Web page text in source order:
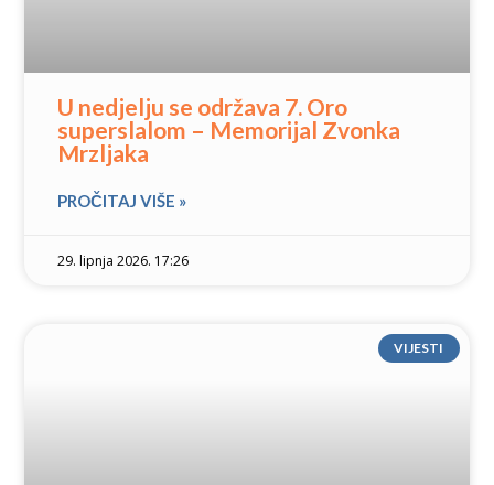
U nedjelju se održava 7. Oro
superslalom – Memorijal Zvonka
Mrzljaka
PROČITAJ VIŠE »
29. lipnja 2026. 17:26
VIJESTI